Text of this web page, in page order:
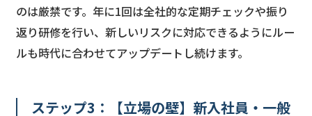
のは厳禁です。年に1回は全社的な定期チェックや振り
返り研修を行い、新しいリスクに対応できるようにルー
ルも時代に合わせてアップデートし続けます。
ステップ3：【立場の壁】新入社員・一般